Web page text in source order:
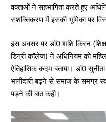
वक्ताओं ने सहभागिता करते हुए
सशक्तिकरण में इसकी भूमिका पर
इस अवसर पर डॉ0 शशि किरन
डिग्री कॉलेज) ने अधिनियम को
ऐतिहासिक कदम बताया। डॉ0
भागीदारी बढ़ने से समाज के समग्र
पड़ने की बात कही।